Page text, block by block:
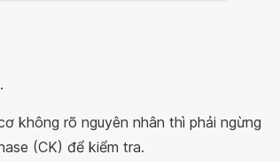
.
không rõ nguyên nhân thì phải ngừng
(CK) để kiểm tra.